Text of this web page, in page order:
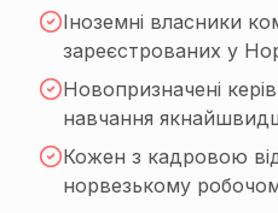
Іноземні власники
зареєстрованих у
Новопризначені
навчання
Кожен з кадровою
норвезькому